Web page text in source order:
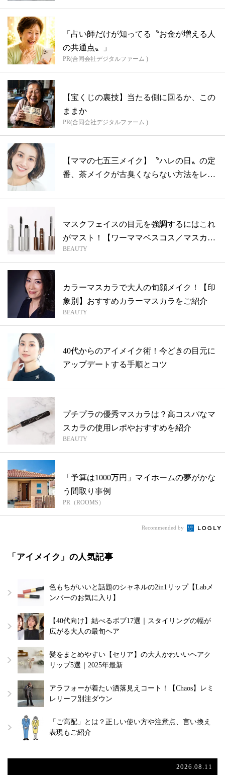
「占い師だけが知ってる〝お金が増える人
の共通点〟」
PR(合同会社デジタルファーム )
【宝くじの裏技】当たる側に回るか、この
ままか
PR(合同会社デジタルファーム )
【ママの七五三メイク】〝ハレの日〟の定
番、茶メイクが古臭くならない方法をレク
マスクフェイスの目元を強調するにはこれ
がマスト！【ワーママベスコス／マスカラ
編】
BEAUTY
カラーマスカラで大人の旬顔メイク！【印
象別】おすすめカラーマスカラをご紹介
BEAUTY
40代からのアイメイク術！今どきの目元に
アップデートする手順とコツ
プチプラの優秀マスカラは？高コスパなマ
スカラの使用レポやおすすめを紹介
BEAUTY
「予算は1000万円」マイホームの夢がかな
う間取り事例
PR（ROOMS）
Recommended by
「アイメイク」の人気記事
色もちがいいと話題のシャネルの2in1リップ【Labメ
ンバーのお気に入り】
【40代向け】結べるボブ17選｜スタイリングの幅が
広がる大人の最旬ヘア
髪をまとめやすい【セリア】の大人かわいいヘアク
リップ5選｜2025年最新
アラフォーが着たい洒落見えコート！【Chaos】レミ
レリーフ別注ダウン
「ご高配」とは？正しい使い方や注意点、言い換え
表現もご紹介
2026.08.11